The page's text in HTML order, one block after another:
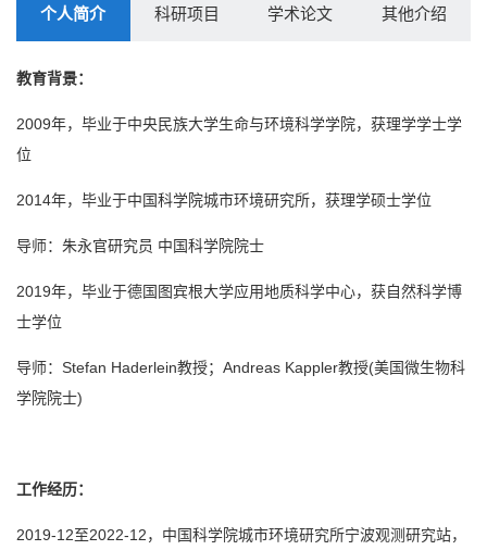
个人简介 科研项目 学术论文 其他介绍
教育背景：
2009年，毕业于中央民族大学生命与环境科学学院，获理学学士学
位
2014年，毕业于中国科学院城市环境研究所，获理学硕士学位
导师：朱永官研究员 中国科学院院士
2019年，毕业于德国图宾根大学应用地质科学中心，获自然科学博
士学位
导师：Stefan Haderlein教授；Andreas Kappler教授(美国微生物科
学院院士)
工作经历：
2019-12至2022-12，中国科学院城市环境研究所宁波观测研究站，